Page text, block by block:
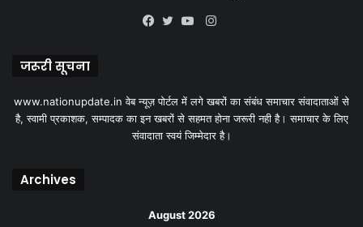
Instagram
जरूरी सूचना
www.nationupdate.in वेब न्यूज़ पोर्टल में लगे खबरों का संबंध समाचार संवादाताओं से
है, स्वामी प्रकाशक, सम्पादक का इन खबरों से सहमत होना जरूरी नही है। समाचार के लिए
संवादाता स्वयं जिम्मेदार है।
Archives
August 2026